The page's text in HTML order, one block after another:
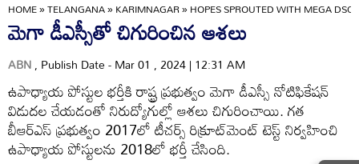
HOME»TELANGANA»KARIMNAGAR»HOPES SPROUTED WITH MEGA DSC
మెగా డీఎస్సీతో చిగురించిన ఆశలు
ABN, Publish Date - Mar 01 , 2024 | 12:31 AM
ఉపాధ్యాయ పోస్టుల భర్తీకి రాష్ట్ర ప్రభుత్వం మెగా డీఎస్సీ నోటిఫికేషన్‌
విడుదల చేయడంతో నిరుద్యోగుల్లో ఆశలు చిగురించాయి. గత
బీఆర్‌ఎస్‌ ప్రభుత్వం 2017లో టీచర్స్‌ రిక్రూట్‌మెంట్‌ టెస్ట్‌ నిర్వహించి
ఉపాధ్యాయ పోస్టులను 2018లో భర్తీ చేసింది.